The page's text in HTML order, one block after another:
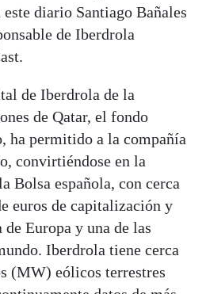
diario Santiago Bañales
de Iberdrola
de Iberdrola de la
de Qatar, el fondo
ha permitido a la compañía
convirtiéndose en la
Bolsa española, con cerca
euros de capitalización y
Europa y una de las
Iberdrola tiene cerca
(MW) eólicos terrestres